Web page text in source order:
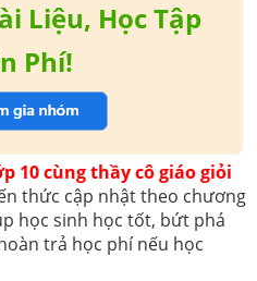
Liệu, Học Tập
Phí!
10 cùng thầy cô giáo giỏi
thức cập nhật theo chương
học sinh học tốt, bứt phá
trả học phí nếu học